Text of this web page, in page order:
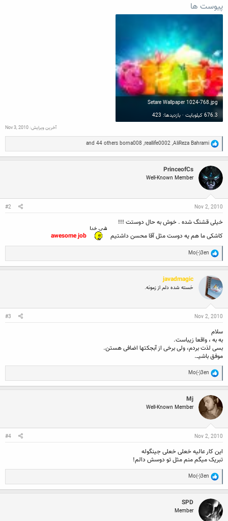
پیوست ها
Setare Wallpaper 1024-768.jpg
676.3 کیلوبایت · بازدیدها: 423
آخرین ویرایش: Nov 3, 2010
R
e
a
c
t
i
o
n
:
AliReza Bahrami
,
reallife0002
,
borna008
PrinceofCs
Well-Known Member
Nov 2, 2010
#2
خیلی قشنگ شده . خوش به حال دوستت !!!
کاشکی ما هم یه دوست مثل آقا محسن داشتیم
awesome job
R
e
a
t
i
o
:
Mo(-)3en
javadmagic
خسته شده دلم از زمونه.
Nov 2, 2010
#3
سلام
به به ، واقعا زیباست.
بسی لذت بردم، ولی برخی از آبجکتها اضافی هستن.
موفق باشیــ.
R
e
a
c
t
i
o
n
:
Mo(-)3en
Mj
Well-Known Member
Nov 2, 2010
#4
این کار عالیه خعلی خعلی جینگوله
تبریک میگم منم مثل تو دوسش دالم!
R
e
a
c
t
o
Mo(-)3en
SPD
Member